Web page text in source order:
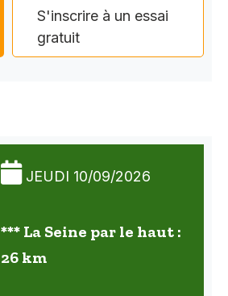
S'inscrire à un essai
gratuit
JEUDI 10/09/2026
*** La Seine par le haut :
26 km